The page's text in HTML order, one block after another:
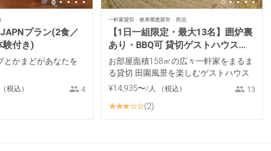
プラン(2食／
験付き)
とかまどがあなたを
（税込） 4
一軒家貸切 岐阜県恵那市 民泊
【1日一組限定・最大13名】囲炉裏
あり・BBQ可 貸切ゲストハウス
「しらたか」
お部屋面積158㎡の広々一軒家をまるま
る貸切 田園風景を楽しむゲストハウス
¥14,935〜/人 （税込） 13
2